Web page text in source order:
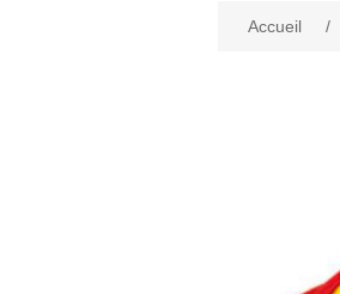
Accueil /